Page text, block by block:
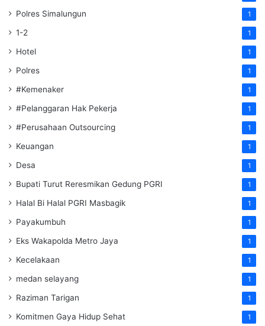
Polres Simalungun 1
1-2 1
Hotel 1
Polres 1
#Kemenaker 1
#Pelanggaran Hak Pekerja 1
#Perusahaan Outsourcing 1
Keuangan 1
Desa 1
Bupati Turut Reresmikan Gedung PGRI 1
Halal Bi Halal PGRI Masbagik 1
Payakumbuh 1
Eks Wakapolda Metro Jaya 1
Kecelakaan 1
medan selayang 1
Raziman Tarigan 1
Komitmen Gaya Hidup Sehat 1